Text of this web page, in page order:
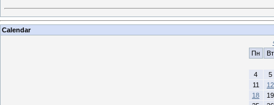
Calendar
Пн
Вт
4
5
11
12
18
19